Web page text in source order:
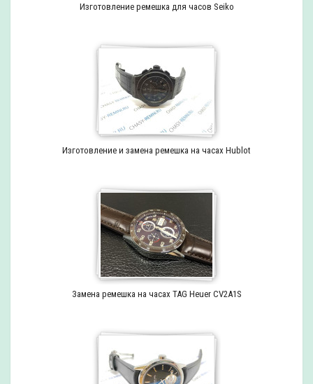
Изготовление ремешка для часов Seiko
Изготовление и замена ремешка на часах Hublot
Замена ремешка на часах TAG Heuer CV2A1S